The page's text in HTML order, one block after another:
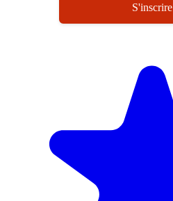
S'inscrire